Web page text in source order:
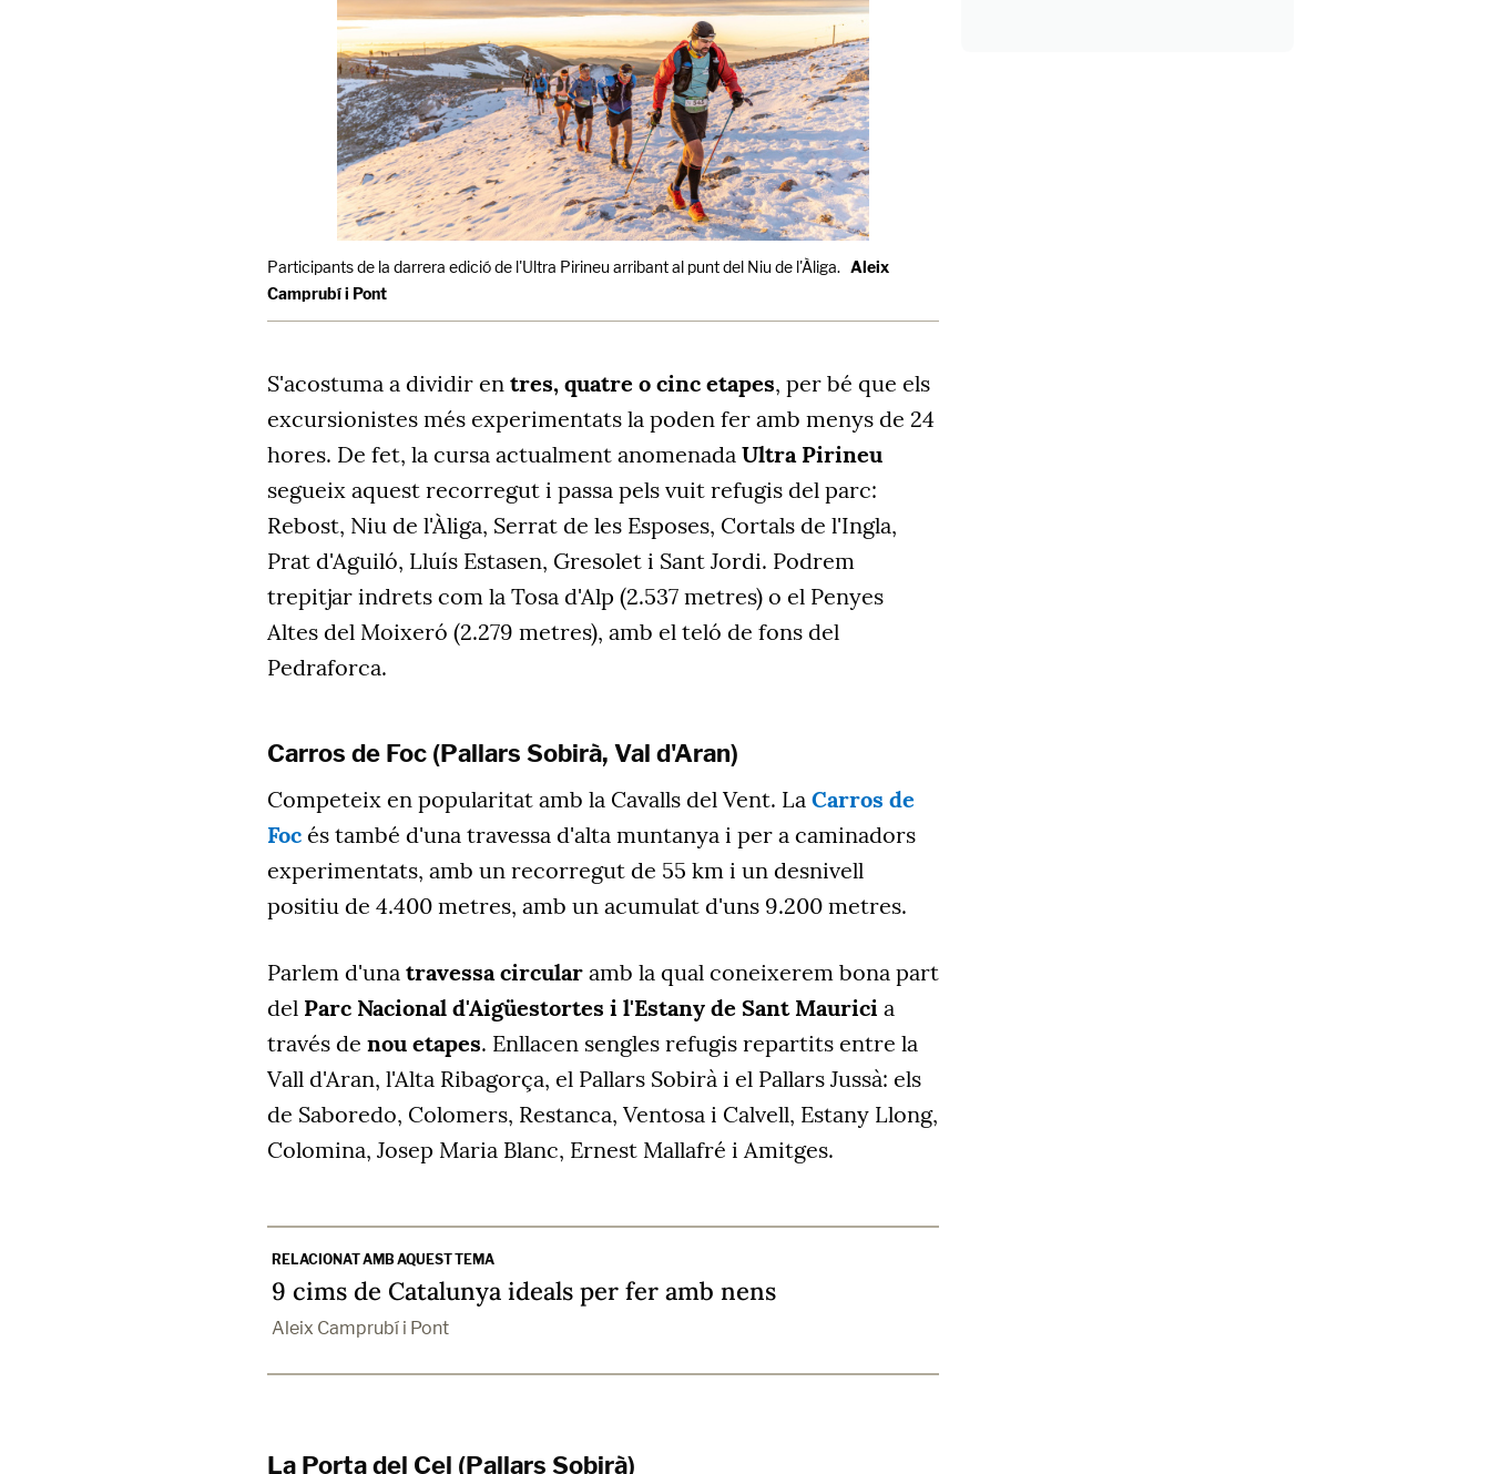
Participants de la darrera edició de l'Ultra Pirineu arribant al punt del Niu de l'Àliga. Aleix
Camprubí i Pont
S'acostuma a dividir en tres, quatre o cinc etapes, per bé que els
excursionistes més experimentats la poden fer amb menys de 24
hores. De fet, la cursa actualment anomenada Ultra Pirineu
segueix aquest recorregut i passa pels vuit refugis del parc:
Rebost, Niu de l'Àliga, Serrat de les Esposes, Cortals de l'Ingla,
Prat d'Aguiló, Lluís Estasen, Gresolet i Sant Jordi. Podrem
trepitjar indrets com la Tosa d'Alp (2.537 metres) o el Penyes
Altes del Moixeró (2.279 metres), amb el teló de fons del
Pedraforca.
Carros de Foc (Pallars Sobirà, Val d'Aran)
Competeix en popularitat amb la Cavalls del Vent. La Carros de
Foc és també d'una travessa d'alta muntanya i per a caminadors
experimentats, amb un recorregut de 55 km i un desnivell
positiu de 4.400 metres, amb un acumulat d'uns 9.200 metres.
Parlem d'una travessa circular amb la qual coneixerem bona part
del Parc Nacional d'Aigüestortes i l'Estany de Sant Maurici a
través de nou etapes. Enllacen sengles refugis repartits entre la
Vall d'Aran, l'Alta Ribagorça, el Pallars Sobirà i el Pallars Jussà: els
de Saboredo, Colomers, Restanca, Ventosa i Calvell, Estany Llong,
Colomina, Josep Maria Blanc, Ernest Mallafré i Amitges.
RELACIONAT AMB AQUEST TEMA
9 cims de Catalunya ideals per fer amb nens
Aleix Camprubí i Pont
La Porta del Cel (Pallars Sobirà)